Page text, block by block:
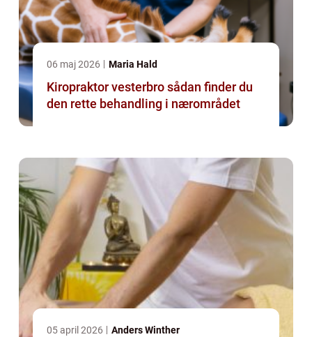
06 maj 2026 Maria Hald
Kiropraktor vesterbro sådan finder du
den rette behandling i nærområdet
05 april 2026 Anders Winther